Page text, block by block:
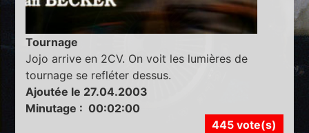
Tournage
Jojo arrive en 2CV. On voit les lumières de
tournage se refléter dessus.
Ajoutée le 27.04.2003
Minutage : 00:02:00
445 vote(s)